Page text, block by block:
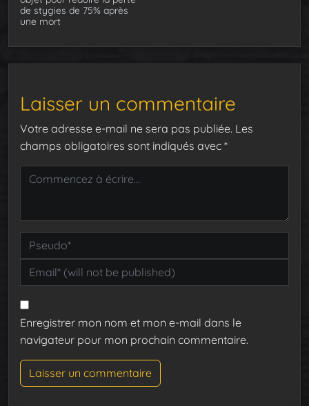
de stygies de 75% après
une mort
Laisser un commentaire
Votre adresse e-mail ne sera pas publiée. Les
champs obligatoires sont indiqués avec *
Enregistrer mon nom et mon e-mail dans le
navigateur pour mon prochain commentaire.